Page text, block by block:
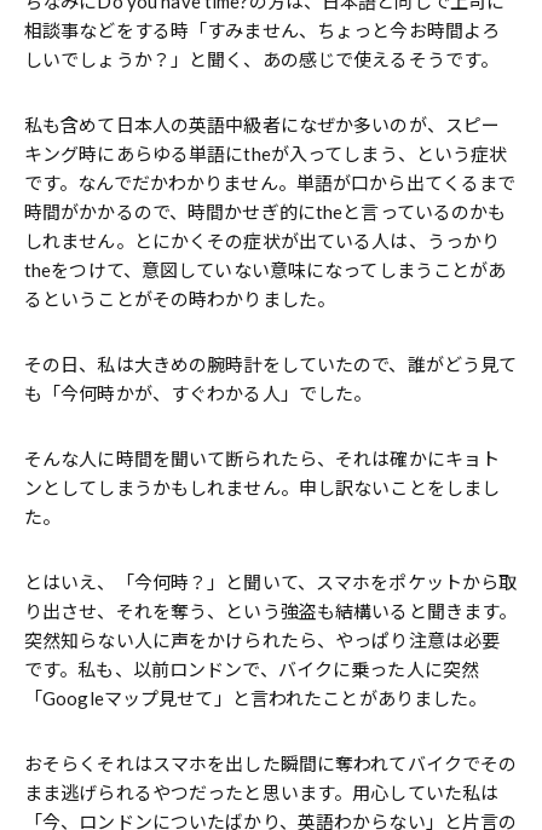
相談事などをする時「すみません、ちょっと今お時間よろ
しいでしょうか？」と聞く、あの感じで使えるそうです。
私も含めて日本人の英語中級者になぜか多いのが、スピー
キング時にあらゆる単語にtheが入ってしまう、という症状
です。なんでだかわかりません。単語が口から出てくるまで
時間がかかるので、時間かせぎ的にtheと言っているのかも
しれません。とにかくその症状が出ている人は、うっかり
theをつけて、意図していない意味になってしまうことがあ
るということがその時わかりました。
その日、私は大きめの腕時計をしていたので、誰がどう見て
も「今何時かが、すぐわかる人」でした。
そんな人に時間を聞いて断られたら、それは確かにキョト
ンとしてしまうかもしれません。申し訳ないことをしまし
た。
とはいえ、「今何時？」と聞いて、スマホをポケットから取
り出させ、それを奪う、という強盗も結構いると聞きます。
突然知らない人に声をかけられたら、やっぱり注意は必要
です。私も、以前ロンドンで、バイクに乗った人に突然
「Googleマップ見せて」と言われたことがありました。
おそらくそれはスマホを出した瞬間に奪われてバイクでその
まま逃げられるやつだったと思います。用心していた私は
「今、ロンドンについたばかり、英語わからない」と片言の